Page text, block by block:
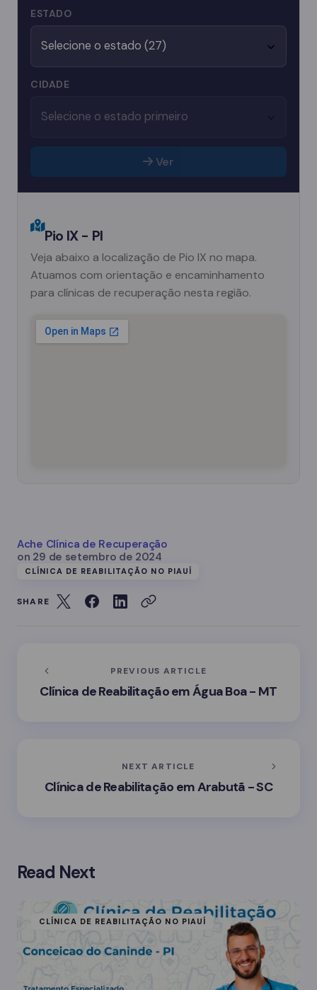
ESTADO
CIDADE
Ver
Pio IX - PI
Veja abaixo a localização de Pio IX no mapa.
Atuamos com orientação e encaminhamento
para clínicas de recuperação nesta região.
Ache Clínica de Recuperação
on 29 de setembro de 2024
CLÍNICA DE REABILITAÇÃO NO PIAUÍ
SHARE
PREVIOUS ARTICLE
Clínica de Reabilitação em Água Boa - MT
NEXT ARTICLE
Clínica de Reabilitação em Arabutã - SC
Read Next
CLÍNICA DE REABILITAÇÃO NO PIAUÍ